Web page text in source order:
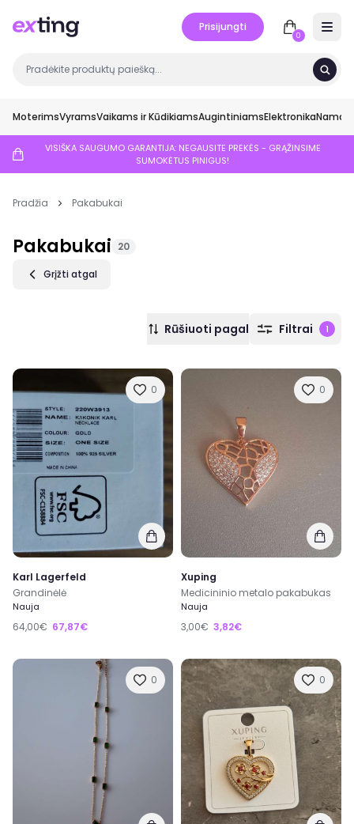
Prisijungti
0
MoterimsVyramsVaikams ir KūdikiamsAugintiniamsElektronikaNamai
VISIŠKA SAUGUMO GARANTIJA: NEGAUSITE PREKĖS - GRĄŽINSIME
SUMOKĖTUS PINIGUS!
Pradžia Pakabukai
Pakabukai 20
Grįžti atgal
Rūšiuoti pagal Filtrai 1
0
Karl Lagerfeld
Grandinėlė
Nauja
64,00€ 67,87€
0
Xuping
Medicininio metalo pakabukas
Nauja
3,00€ 3,82€
0 0